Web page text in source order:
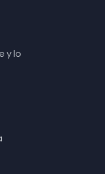
y lo